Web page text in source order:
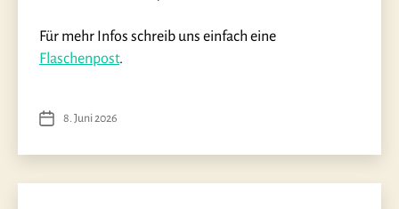
Für mehr Infos schreib uns einfach eine
Flaschenpost.
Veröffentlichungsdatum
8. Juni 2026